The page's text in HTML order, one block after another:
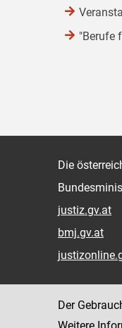
"Berufe
Die
justiz.gv.at
bmj.gv.at
Der